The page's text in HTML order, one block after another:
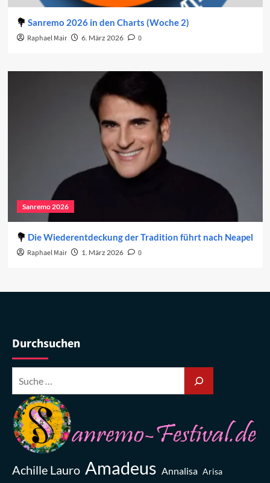
Sanremo 2026 in den Charts (Woche 2)
Raphael Mair 6. März 2026 0
Sanremo 2026
Die Wiederentdeckung der Tradition führt nach Neapel
Raphael Mair 1. März 2026 0
Durchsuchen
Achille Lauro Amadeus Annalisa Arisa